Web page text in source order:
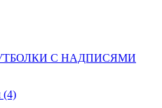
С НАДПИСЯМИ
(4)